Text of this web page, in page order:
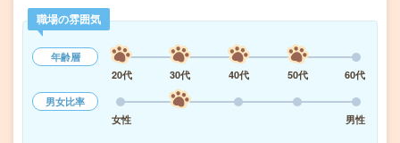
職場の雰囲気
年齢層
20代
30代 40代 50代
60代
男女比率
女性
男性